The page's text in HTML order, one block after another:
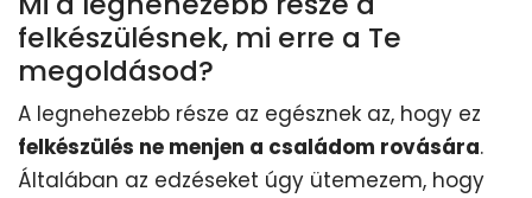
felkészülésnek, mi erre a Te
megoldásod?
A legnehezebb része az egésznek az, hogy ez
felkészülés ne menjen a családom rovására.
Általában az edzéseket úgy ütemezem, hogy